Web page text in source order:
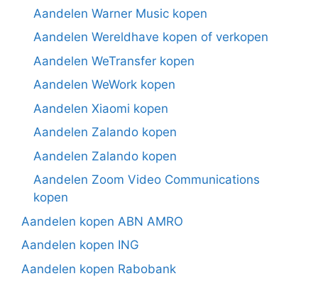
Aandelen Warner Music kopen
Aandelen Wereldhave kopen of verkopen
Aandelen WeTransfer kopen
Aandelen WeWork kopen
Aandelen Xiaomi kopen
Aandelen Zalando kopen
Aandelen Zalando kopen
Aandelen Zoom Video Communications
kopen
Aandelen kopen ABN AMRO
Aandelen kopen ING
Aandelen kopen Rabobank